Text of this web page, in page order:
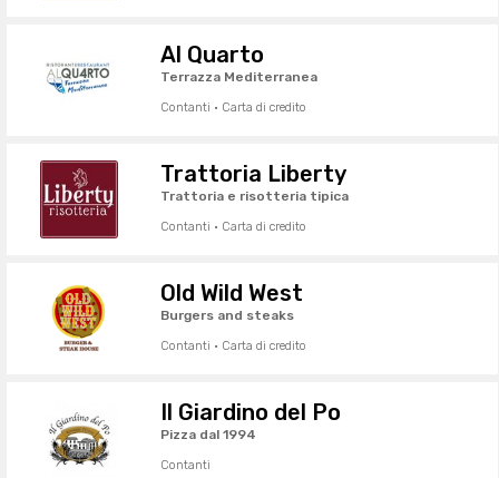
Al Quarto
Terrazza Mediterranea
Contanti · Carta di credito
Trattoria Liberty
Trattoria e risotteria tipica
Contanti · Carta di credito
Old Wild West
Burgers and steaks
Contanti · Carta di credito
Il Giardino del Po
Pizza dal 1994
Contanti